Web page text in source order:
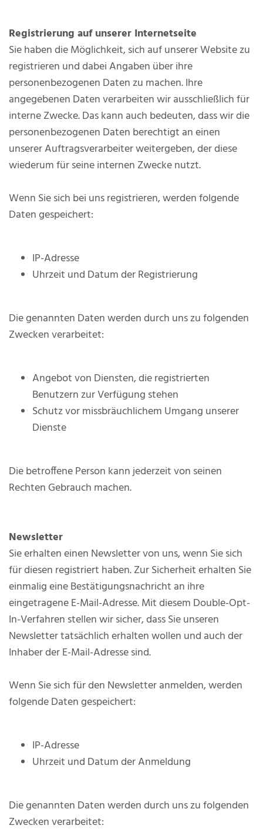
Registrierung auf unserer Internetseite
Sie haben die Möglichkeit, sich auf unserer Website zu
registrieren und dabei Angaben über ihre
personenbezogenen Daten zu machen. Ihre
angegebenen Daten verarbeiten wir ausschließlich für
interne Zwecke. Das kann auch bedeuten, dass wir die
personenbezogenen Daten berechtigt an einen
unserer Auftragsverarbeiter weitergeben, der diese
wiederum für seine internen Zwecke nutzt.
Wenn Sie sich bei uns registrieren, werden folgende
Daten gespeichert:
IP-Adresse
Uhrzeit und Datum der Registrierung
Die genannten Daten werden durch uns zu folgenden
Zwecken verarbeitet:
Angebot von Diensten, die registrierten
Benutzern zur Verfügung stehen
Schutz vor missbräuchlichem Umgang unserer
Dienste
Die betroffene Person kann jederzeit von seinen
Rechten Gebrauch machen.
Newsletter
Sie erhalten einen Newsletter von uns, wenn Sie sich
für diesen registriert haben. Zur Sicherheit erhalten Sie
einmalig eine Bestätigungsnachricht an ihre
eingetragene E-Mail-Adresse. Mit diesem Double-Opt-
In-Verfahren stellen wir sicher, dass Sie unseren
Newsletter tatsächlich erhalten wollen und auch der
Inhaber der E-Mail-Adresse sind.
Wenn Sie sich für den Newsletter anmelden, werden
folgende Daten gespeichert:
IP-Adresse
Uhrzeit und Datum der Anmeldung
Die genannten Daten werden durch uns zu folgenden
Zwecken verarbeitet: